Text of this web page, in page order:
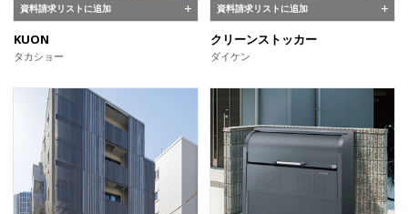
資料請求リストに追加
KUON
タカショー
資料請求リストに追加
クリーンストッカー
ダイケン